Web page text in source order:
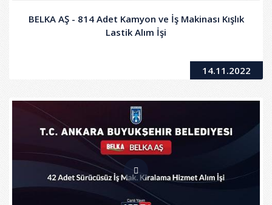
BELKA AŞ - 814 Adet Kamyon ve İş Makinası Kışlık
Lastik Alım İşi
14.11.2022